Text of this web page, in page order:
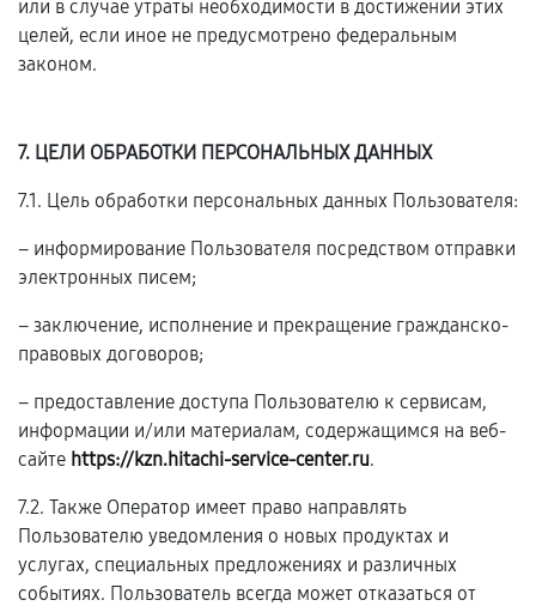
или в случае утраты необходимости в достижении этих
целей, если иное не предусмотрено федеральным
законом.
7. ЦЕЛИ ОБРАБОТКИ ПЕРСОНАЛЬНЫХ ДАННЫХ
7.1. Цель обработки персональных данных Пользователя:
– информирование Пользователя посредством отправки
электронных писем;
– заключение, исполнение и прекращение гражданско-
правовых договоров;
– предоставление доступа Пользователю к сервисам,
информации и/или материалам, содержащимся на веб-
сайте https://kzn.hitachi-service-center.ru.
7.2. Также Оператор имеет право направлять
Пользователю уведомления о новых продуктах и
услугах, специальных предложениях и различных
событиях. Пользователь всегда может отказаться от